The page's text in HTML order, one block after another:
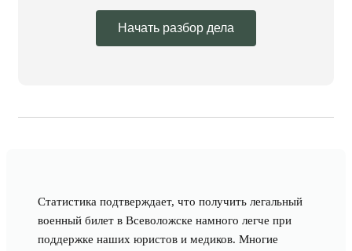
Начать разбор дела
Статистика подтверждает, что получить легальный
военный билет в Всеволожске намного легче при
поддержке наших юристов и медиков. Многие